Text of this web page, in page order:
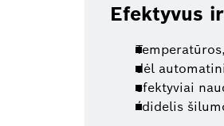
Efektyvus
dėl
efektyviai
´didelis